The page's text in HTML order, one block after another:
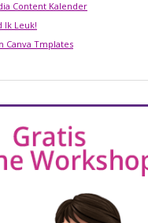
Content Kalender
Ik Leuk!
Canva Tmplates